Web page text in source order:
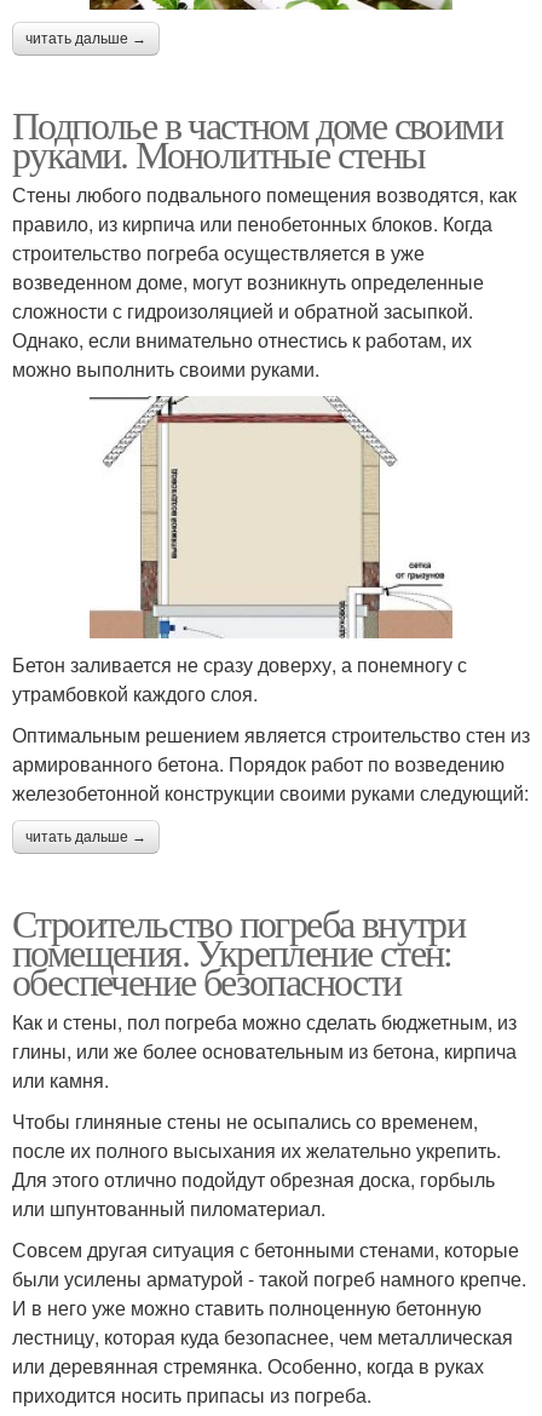
читать дальше →
Подполье в частном доме своими
руками. Монолитные стены
Стены любого подвального помещения возводятся, как
правило, из кирпича или пенобетонных блоков. Когда
строительство погреба осуществляется в уже
возведенном доме, могут возникнуть определенные
сложности с гидроизоляцией и обратной засыпкой.
Однако, если внимательно отнестись к работам, их
можно выполнить своими руками.
Бетон заливается не сразу доверху, а понемногу с
утрамбовкой каждого слоя.
Оптимальным решением является строительство стен из
армированного бетона. Порядок работ по возведению
железобетонной конструкции своими руками следующий:
читать дальше →
Строительство погреба внутри
помещения. Укрепление стен:
обеспечение безопасности
Как и стены, пол погреба можно сделать бюджетным, из
глины, или же более основательным из бетона, кирпича
или камня.
Чтобы глиняные стены не осыпались со временем,
после их полного высыхания их желательно укрепить.
Для этого отлично подойдут обрезная доска, горбыль
или шпунтованный пиломатериал.
Совсем другая ситуация с бетонными стенами, которые
были усилены арматурой - такой погреб намного крепче.
И в него уже можно ставить полноценную бетонную
лестницу, которая куда безопаснее, чем металлическая
или деревянная стремянка. Особенно, когда в руках
приходится носить припасы из погреба.